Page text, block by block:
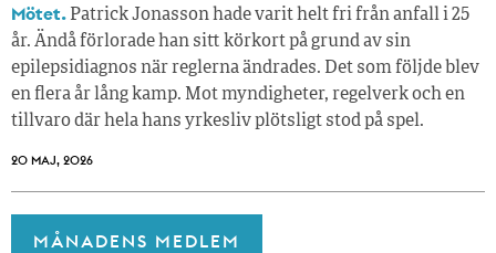
Mötet. Patrick Jonasson hade varit helt fri från anfall i 25
år. Ändå förlorade han sitt körkort på grund av sin
epilepsidiagnos när reglerna ändrades. Det som följde blev
en flera år lång kamp. Mot myndigheter, regelverk och en
tillvaro där hela hans yrkesliv plötsligt stod på spel.
20 MAJ, 2026
MÅNADENS MEDLEM